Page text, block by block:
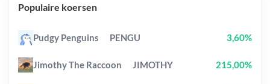
Populaire koersen
Pudgy Penguins PENGU 3,60%
Jimothy The Raccoon JIMOTHY 215,00%